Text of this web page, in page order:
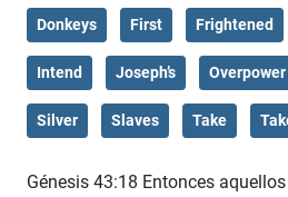
Donkeys First Frightened
Intend Joseph’s Overpower
Silver Slaves Take
Génesis 43:18 Entonces